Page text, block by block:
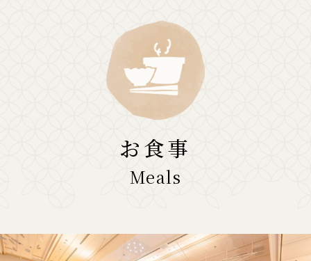
お食事
Meals